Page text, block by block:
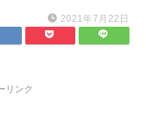
2021年7月22日
リンク